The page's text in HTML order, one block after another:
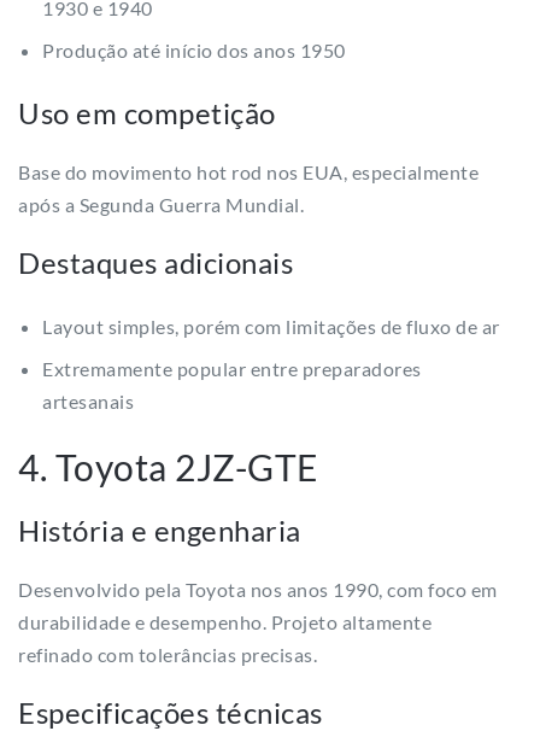
1930 e 1940
Produção até início dos anos 1950
Uso em competição
Base do movimento hot rod nos EUA, especialmente
após a Segunda Guerra Mundial.
Destaques adicionais
Layout simples, porém com limitações de fluxo de ar
Extremamente popular entre preparadores
artesanais
4. Toyota 2JZ-GTE
História e engenharia
Desenvolvido pela Toyota nos anos 1990, com foco em
durabilidade e desempenho. Projeto altamente
refinado com tolerâncias precisas.
Especificações técnicas